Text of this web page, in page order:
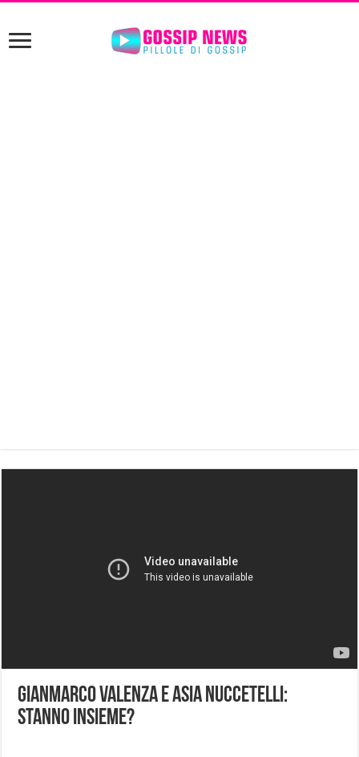
Gianmarco Valenza e Asia Nuccetelli:
stanno insieme?